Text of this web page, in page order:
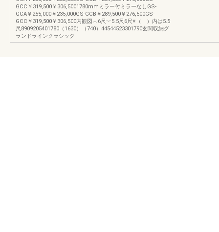
GCC￥319,500￥306,5001780mmミラー付ミラーなしGS-
GCA￥255,000￥235,000GS-GCB￥289,500￥276,500GS-
GCC￥319,500￥306,500内観図︵6尺︶5.5尺6尺※（ ）内は5.5
尺8909205401780（1630）（740）44544523301790玄関収納グ
ランドラインクラシック